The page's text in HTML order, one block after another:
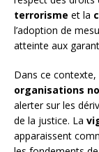
terrorisme et la
l’adoption de
atteinte aux
Dans ce contexte,
organisations
alerter sur les
de la justice. La
apparaissent